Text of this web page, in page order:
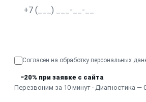
Согласен на обработку персональных
−20% при заявке с сайта
Перезвоним за 10 минут · Диагностика —